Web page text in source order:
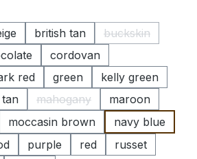
british tan buckskin
(Diese Option
cordovan
red green
kelly green
mahogany
(Diese Option ist zurzeit
maroon
moccasin brown
navy blue
purple red
russet